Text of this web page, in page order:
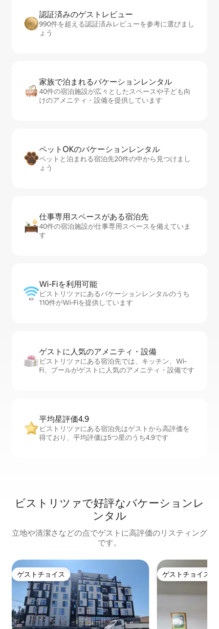
認証済みのゲ⁠ス⁠ト⁠レ⁠ビ⁠ュ⁠ー
990件を超える認証済みレビューを参考に選びまし
ょう
家族で泊まれるバ⁠ケ⁠ー⁠シ⁠ョ⁠ンレ⁠ン⁠タ⁠ル
40件の宿泊施設が広々としたスペースや子ども向
けのアメニティ・設備を提供しています
ペットOKのバ⁠ケ⁠ー⁠シ⁠ョ⁠ンレ⁠ン⁠タ⁠ル
ペットと泊まれる宿泊先20件の中から見つけまし
ょう
仕事専用ス⁠ペ⁠ー⁠スがあ⁠る宿⁠泊⁠先
40件の宿泊施設が仕事専用スペースを備えていま
す
Wi-Fiを利⁠用⁠可⁠能
ビストリツァにあるバケーションレンタルのうち
110件がWi-Fiを提供しています
ゲストに人⁠気⁠のア⁠メ⁠ニ⁠テ⁠ィ・設⁠備
ビストリツァにある宿泊先では、キッチン、Wi-
Fi、プールがゲストに人気のアメニティ・設備です
平均星評価4.9
ビストリツァにある宿泊先はゲストから高評価を
得ており、平均評価は5つ星のうち4.9です
ビストリツァで好評なバケーションレ
ンタル
立地や清潔さなどの点でゲストに高評価のリスティング
です。
ゲストチョイス
ゲストチョイス ゲストチョイス
ゲストチョイス